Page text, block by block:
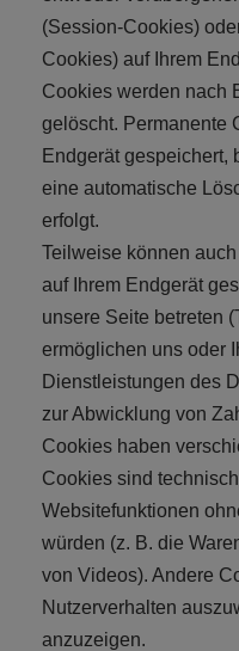
(Session-Cookies)
Cookies) auf Ihrem
Cookies werden nach
gelöscht. Permanente
Endgerät gespeichert,
eine automatische
erfolgt.
Teilweise können
auf Ihrem Endgerät
unsere Seite betreten
ermöglichen uns oder
Dienstleistungen des
zur Abwicklung von
Cookies haben
Cookies sind
Websitefunktionen
würden (z. B. die
von Videos). Andere
Nutzerverhalten
anzuzeigen.